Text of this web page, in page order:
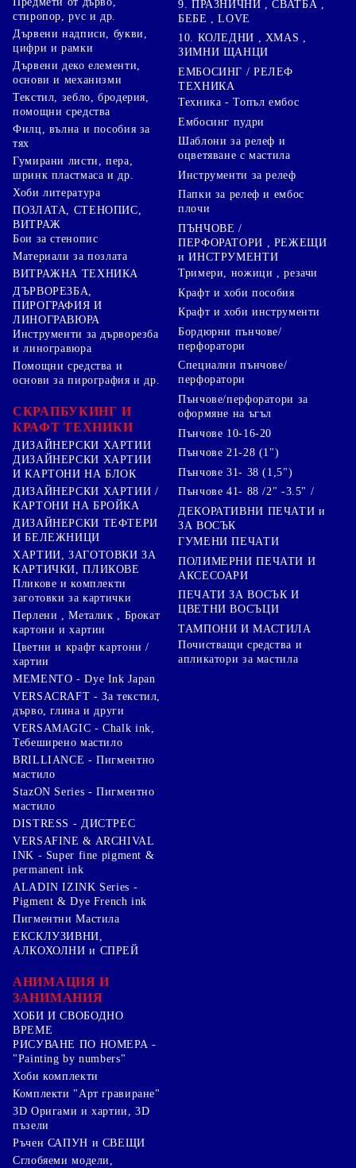
стиропор, pvc и др.
Дървени надписи, букви,
цифри и рамки
Дървени деко елементи,
основи и механизми
Текстил, зебло, бродерия,
помощни средства
Филц, вълна и пособия за
тях
Гумирани листи, пера,
шринк пластмаса и др.
Хоби литература
ПОЗЛАТА, СТЕНОПИС,
ВИТРАЖ
Бои за стенопис
Материали за позлата
ВИТРАЖНА ТЕХНИКА
ДЪРВОРЕЗБА,
ПИРОГРАФИЯ И
ЛИНОГРАВЮРА
Инструменти за дърворезба
и линогравюра
Помощни средства и
основи за пирография и др.
СКРАПБУКИНГ И
КРАФТ ТЕХНИКИ
ДИЗАЙНЕРСКИ ХАРТИИ
ДИЗАЙНЕРСКИ ХАРТИИ
И КАРТОНИ НА БЛОК
ДИЗАЙНЕРСКИ ХАРТИИ /
КАРТОНИ НА БРОЙКА
ДИЗАЙНЕРСКИ ТЕФТЕРИ
И БЕЛЕЖНИЦИ
ХАРТИИ, ЗАГОТОВКИ ЗА
КАРТИЧКИ, ПЛИКОВЕ
Пликове и комплекти
заготовки за картички
Перлени , Металик , Брокат
картони и хартии
Цветни и крафт картони /
хартии
9. ПРАЗНИЧНИ , СВАТБА ,
БЕБЕ , LOVE
10. КОЛЕДНИ , XMAS ,
ЗИМНИ ЩАНЦИ
ЕМБОСИНГ / РЕЛЕФ
ТЕХНИКА
Техника - Топъл ембос
Ембосинг пудри
Шаблони за релеф и
оцветяване с мастила
Инструменти за релеф
Папки за релеф и ембос
плочи
ПЪНЧОВЕ /
ПЕРФОРАТОРИ , РЕЖЕЩИ
и ИНСТРУМЕНТИ
Тримери, ножици , резачи
Крафт и хоби пособия
Крафт и хоби инструменти
Бордюрни пънчове/
перфоратори
Специални пънчове/
перфоратори
Пънчове/перфоратори за
оформяне на ъгъл
Пънчове 10-16-20
Пънчове 21-28 (1")
Пънчове 31- 38 (1,5")
Пънчове 41- 88 /2" -3.5" /
ДЕКОРАТИВНИ ПЕЧАТИ и
ЗА ВОСЪК
ГУМЕНИ ПЕЧАТИ
ПОЛИМЕРНИ ПЕЧАТИ И
АКСЕСОАРИ
ПЕЧАТИ ЗА ВОСЪК И
ЦВЕТНИ ВОСЪЦИ
ТАМПОНИ И МАСТИЛА
Почистващи средства и
апликатори за мастила
MEMENTO - Dye Ink Japan
VERSACRAFT - За текстил,
дърво, глина и други
VERSAMAGIC - Chalk ink,
Тебеширено мастило
BRILLIANCE - Пигментно
мастило
StazON Series - Пигментно
мастило
DISTRESS - ДИСТРЕС
VERSAFINE & ARCHIVAL
INK - Super fine pigment &
permanent ink
ALADIN IZINK Series -
Pigment & Dye French ink
Пигментни Мастила
ЕКСКЛУЗИВНИ,
АЛКОХОЛНИ и СПРЕЙ
АНИМАЦИЯ И
ЗАНИМАНИЯ
ХОБИ И СВОБОДНО
ВРЕМЕ
РИСУВАНЕ ПО НОМЕРА -
"Painting by numbers"
Хоби комплекти
Комплекти "Арт гравиране"
3D Оригами и хартии, 3D
пъзели
Ръчен САПУН и СВЕЩИ
Сглобяеми модели,